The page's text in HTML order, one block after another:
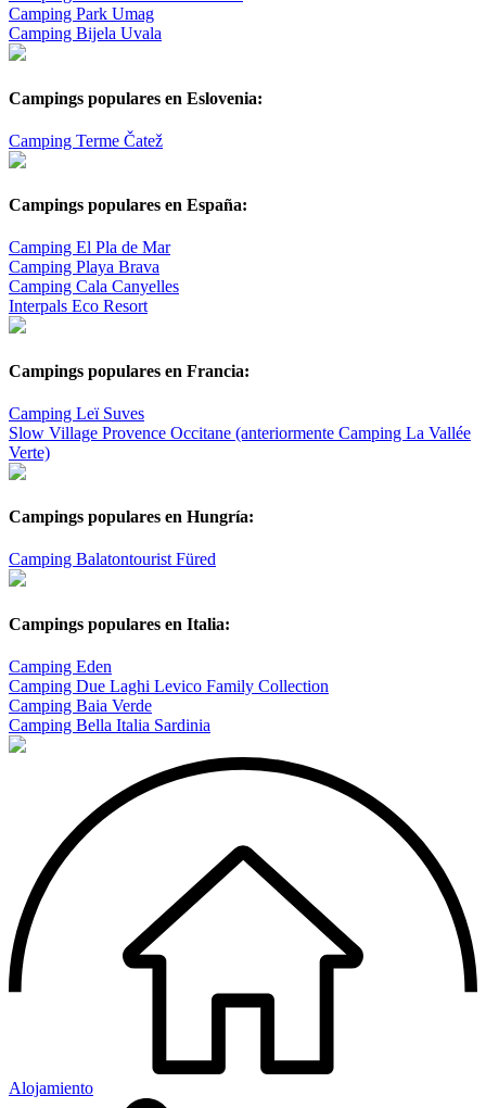
Camping Park Umag
Camping Bijela Uvala
Campings populares en Eslovenia:
Camping Terme Čatež
Campings populares en España:
Camping El Pla de Mar
Camping Playa Brava
Camping Cala Canyelles
Interpals Eco Resort
Campings populares en Francia:
Camping Leï Suves
Slow Village Provence Occitane (anteriormente Camping La Vallée
Verte)
Campings populares en Hungría:
Camping Balatontourist Füred
Campings populares en Italia:
Camping Eden
Camping Due Laghi Levico Family Collection
Camping Baia Verde
Camping Bella Italia Sardinia
Alojamiento